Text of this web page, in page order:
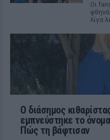
Οι
φθηνά
λίγα
Ο διάσημος
εμπνεύστηκε το
Πώς τη βάφτισαν